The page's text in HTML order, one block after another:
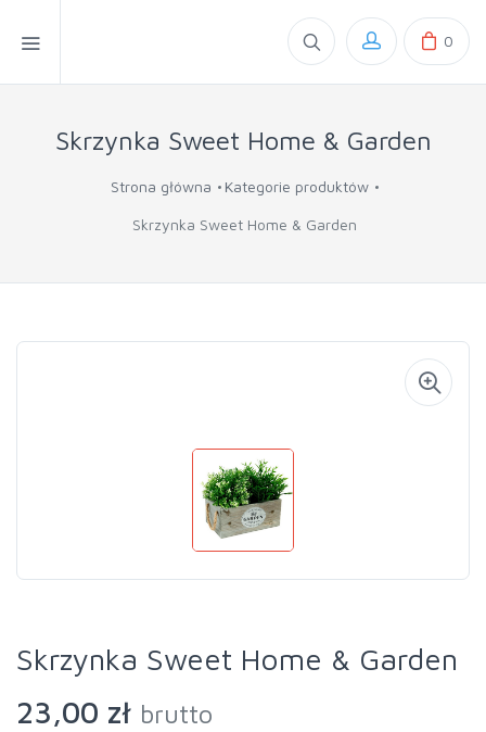
0
Skrzynka Sweet Home & Garden
Strona główna Kategorie produktów
Skrzynka Sweet Home & Garden
Skrzynka Sweet Home & Garden
23,00 zł brutto